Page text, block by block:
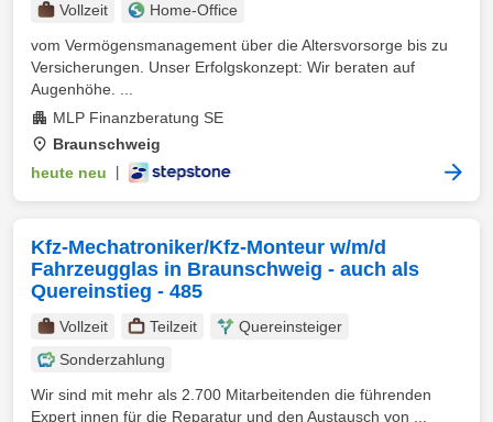
Vollzeit
Home-Office
vom Vermögensmanagement über die Altersvorsorge bis zu
Versicherungen. Unser Erfolgskonzept: Wir beraten auf
Augenhöhe. ...
MLP Finanzberatung SE
Braunschweig
heute neu
Kfz-Mechatroniker/Kfz-Monteur w/m/d
Fahrzeugglas in Braunschweig - auch als
Quereinstieg - 485
Vollzeit Teilzeit
Quereinsteiger
Sonderzahlung
Wir sind mit mehr als 2.700 Mitarbeitenden die führenden
Expert innen für die Reparatur und den Austausch von ...